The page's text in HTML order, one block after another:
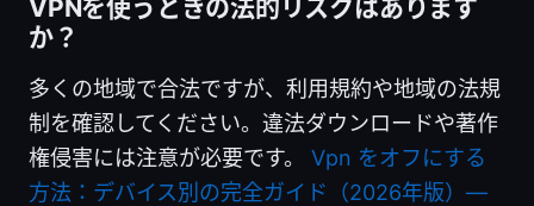
VPNを使うときの法的リスクはあります
か？
多くの地域で合法ですが、利用規約や地域の法規
制を確認してください。違法ダウンロードや著作
権侵害には注意が必要です。 Vpn をオフにする
方法：デバイス別の完全ガイド（2026年版）—